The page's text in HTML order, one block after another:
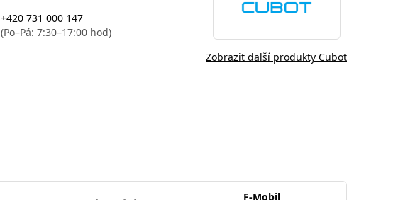
+420 731 000 147
(Po–Pá: 7:30–17:00 hod)
Zobrazit další produkty Cubot
F-Mobil